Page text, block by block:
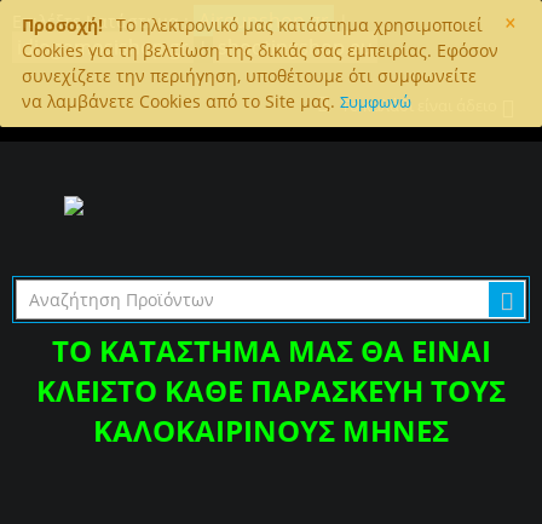
×
Προσοχή! To ηλεκτρονικό μας κατάστημα χρησιμοποιεί
Cookies για τη βελτίωση της δικιάς σας εμπειρίας. Εφόσον
συνεχίζετε την περιήγηση, υποθέτουμε ότι συμφωνείτε
να λαμβάνετε Cookies από το Site μας. Συμφωνώ
Επιλέξτε Κατάστημα : Airgunshop.gr |
idiogomosishop.gr | shootingshop.eu
Το καλάθι είναι άδειο
ΤΟ ΚΑΤΑΣΤΗΜΑ ΜΑΣ ΘΑ ΕΙΝΑΙ
ΚΛΕΙΣΤΟ ΚΑΘΕ ΠΑΡΑΣΚΕΥΗ ΤΟΥΣ
ΚΑΛΟΚΑΙΡΙΝΟΥΣ ΜΗΝΕΣ